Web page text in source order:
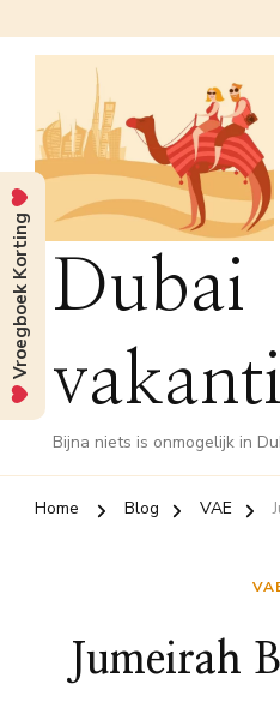
Dubai
Bijna niets is onmogelijk in
Home Blog VAE
Jumeirah
Vroegboek Korting